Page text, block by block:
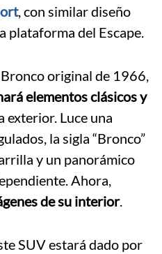
, con similar diseño
plataforma del Escape.
original de 1966,
elementos clásicos y
exterior. Luce una
la sigla “Bronco”
y un panorámico
Ahora,
de su interior.
SUV estará dado por